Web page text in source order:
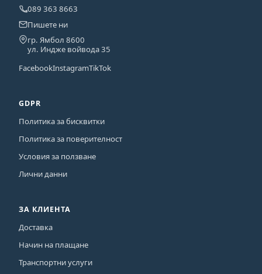
089 363 8663
Пишете ни
гр. Ямбол 8600
ул. Индже войвода 35
FacebookInstagramTikTok
GDPR
Политика за бисквитки
Политика за поверителност
Условия за ползване
Лични данни
ЗА КЛИЕНТА
Доставка
Начин на плащане
Транспортни услуги